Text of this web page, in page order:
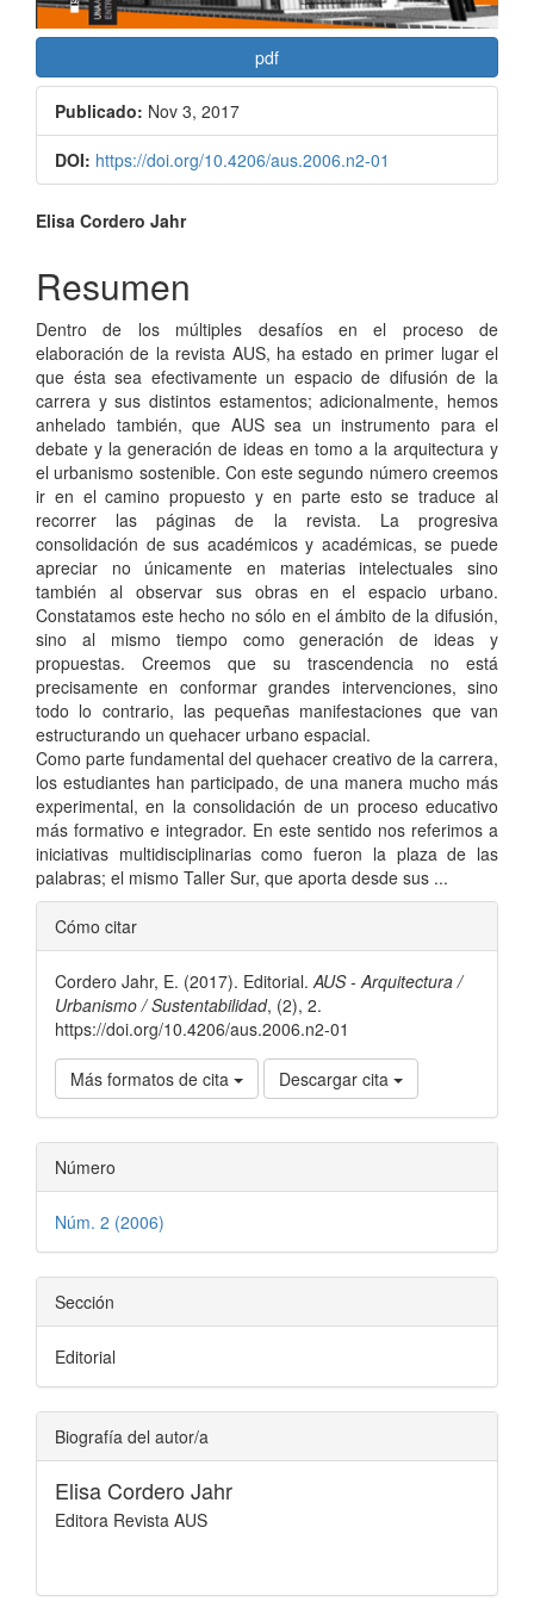
pdf
Publicado: Nov 3, 2017
DOI: https://doi.org/10.4206/aus.2006.n2-01
Contenido
principal
del
artículo
Elisa Cordero Jahr
Resumen
Dentro de los múltiples desafíos en el proceso de
elaboración de la revista AUS, ha estado en primer lugar el
que ésta sea efectivamente un espacio de difusión de la
carrera y sus distintos estamentos; adicionalmente, hemos
anhelado también, que AUS sea un instrumento para el
debate y la generación de ideas en tomo a la arquitectura y
el urbanismo sostenible. Con este segundo número creemos
ir en el camino propuesto y en parte esto se traduce al
recorrer las páginas de la revista. La progresiva
consolidación de sus académicos y académicas, se puede
apreciar no únicamente en materias intelectuales sino
también al observar sus obras en el espacio urbano.
Constatamos este hecho no sólo en el ámbito de la difusión,
sino al mismo tiempo como generación de ideas y
propuestas. Creemos que su trascendencia no está
precisamente en conformar grandes intervenciones, sino
todo lo contrario, las pequeñas manifestaciones que van
estructurando un quehacer urbano espacial.
Como parte fundamental del quehacer creativo de la carrera,
los estudiantes han participado, de una manera mucho más
experimental, en la consolidación de un proceso educativo
más formativo e integrador. En este sentido nos referimos a
iniciativas multidisciplinarias como fueron la plaza de las
palabras; el mismo Taller Sur, que aporta desde sus ...
Detalles
del
artículo
Cómo citar
Cordero Jahr, E. (2017). Editorial. AUS - Arquitectura /
Urbanismo / Sustentabilidad, (2), 2.
https://doi.org/10.4206/aus.2006.n2-01
Más formatos de cita Descargar cita
Número
Núm. 2 (2006)
Sección
Editorial
Biografía del autor/a
Elisa Cordero Jahr
Editora Revista AUS